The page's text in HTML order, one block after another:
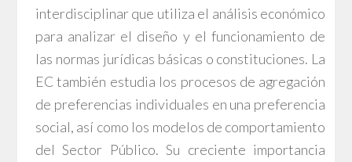
interdisciplinar que utiliza el análisis económico
para analizar el diseño y el funcionamiento de
las normas jurídicas básicas o constituciones. La
EC también estudia los procesos de agregación
de preferencias individuales en una preferencia
social, así como los modelos de comportamiento
del Sector Público. Su creciente importancia